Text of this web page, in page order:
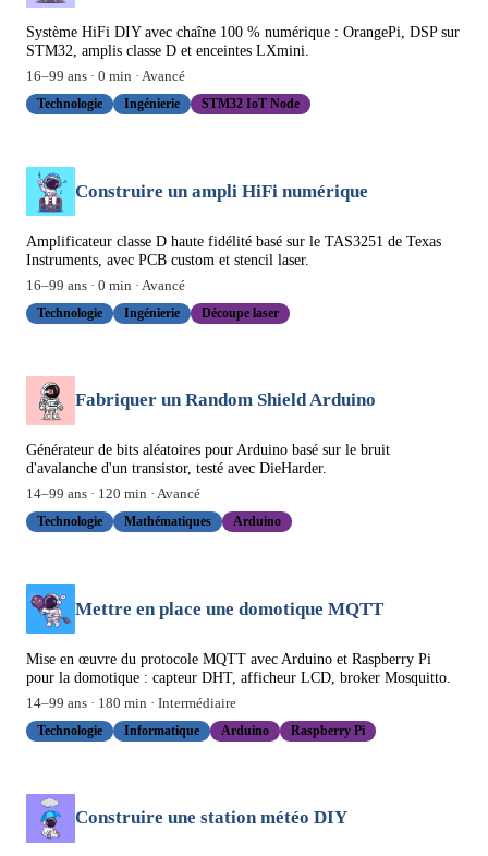
Système HiFi DIY avec chaîne 100 % numérique : OrangePi, DSP sur
STM32, amplis classe D et enceintes LXmini.
16–99 ans · 0 min · Avancé
Technologie
Ingénierie STM32 IoT Node
Construire un ampli HiFi numérique
Amplificateur classe D haute fidélité basé sur le TAS3251 de Texas
Instruments, avec PCB custom et stencil laser.
16–99 ans · 0 min · Avancé
Technologie
Ingénierie Découpe laser
Fabriquer un Random Shield Arduino
Générateur de bits aléatoires pour Arduino basé sur le bruit
d'avalanche d'un transistor, testé avec DieHarder.
14–99 ans · 120 min · Avancé
Technologie
Mathématiques Arduino
Mettre en place une domotique MQTT
Mise en œuvre du protocole MQTT avec Arduino et Raspberry Pi
pour la domotique : capteur DHT, afficheur LCD, broker Mosquitto.
14–99 ans · 180 min · Intermédiaire
Technologie
Informatique Arduino Raspberry Pi
Construire une station météo DIY